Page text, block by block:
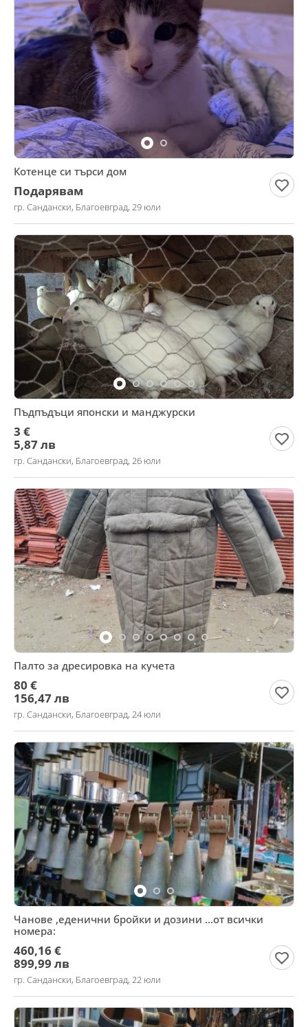
Котенце си търси дом
Подарявам
гр. Сандански, Благоевград, 29 юли
Пъдпъдъци японски и манджурски
3 €
5,87 лв
гр. Сандански, Благоевград, 26 юли
Палто за дресировка на кучета
80 €
156,47 лв
гр. Сандански, Благоевград, 24 юли
Чанове ,еденични бройки и дозини ...от всички
номера:
460,16 €
899,99 лв
гр. Сандански, Благоевград, 22 юли